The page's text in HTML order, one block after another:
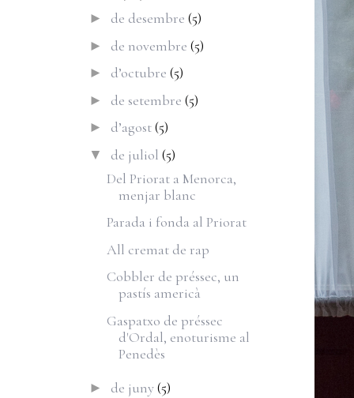
► de desembre (5)
► de novembre (5)
► d’octubre (5)
► de setembre (5)
► d’agost(5)
▼ de juliol (5)
Del Priorat a Menorca,
menjar blanc
Parada i fonda al Priorat
All cremat de rap
Cobbler de préssec, un
pastís americà
Gaspatxo de préssec
d'Ordal, enoturisme al
Penedès
► de juny(5)